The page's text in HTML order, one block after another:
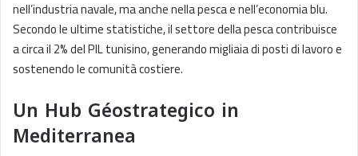
nell’industria navale, ma anche nella pesca e nell’economia blu.
Secondo le ultime statistiche, il settore della pesca contribuisce
a circa il 2% del PIL tunisino, generando migliaia di posti di lavoro e
sostenendo le comunità costiere.
Un Hub Géostrategico in
Mediterranea